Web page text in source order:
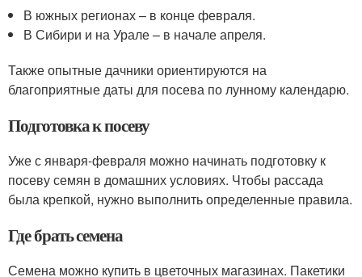
В южных регионах – в конце февраля.
В Сибири и на Урале – в начале апреля.
Также опытные дачники ориентируются на
благоприятные даты для посева по лунному календарю.
Подготовка к посеву
Уже с января-февраля можно начинать подготовку к
посеву семян в домашних условиях. Чтобы рассада
была крепкой, нужно выполнить определенные правила.
Где брать семена
Семена можно купить в цветочных магазинах. Пакетики